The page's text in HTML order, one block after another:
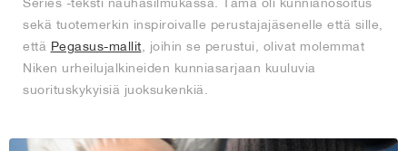
sekä tuotemerkin inspiroivalle perustajajäsenelle että sille,
että Pegasus-mallit , joihin se perustui, olivat molemmat
Niken urheilujalkineiden kunniasarjaan kuuluvia
suorituskykyisiä juoksukenkiä.